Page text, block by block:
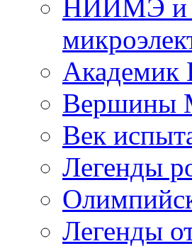
НИИМЭ и
Академик
Вершины
Век
Легенды
Легенды